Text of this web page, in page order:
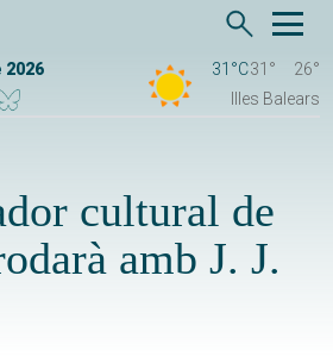
2026 31°C31°
26°
Illes Balears
cultural de
amb J. J.